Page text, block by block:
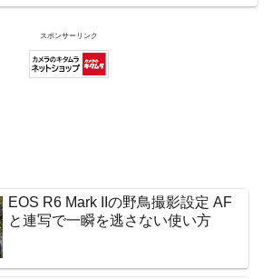
スポンサーリンク
EOS R6 Mark IIの野鳥撮影設定 AF
と連写で一瞬を逃さない使い方